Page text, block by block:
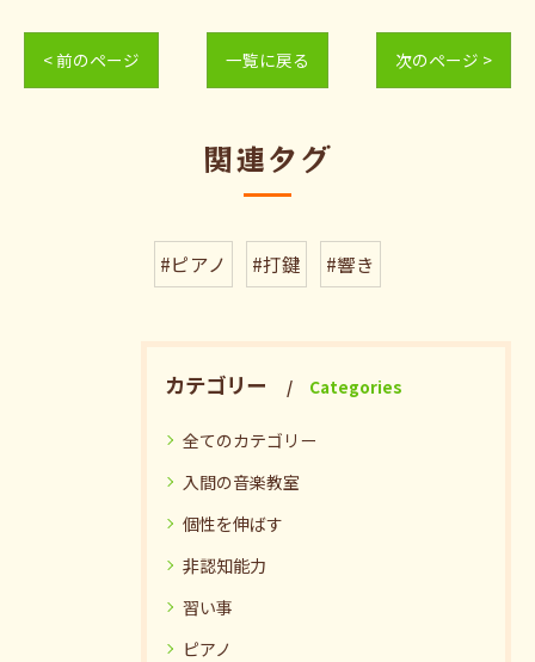
< 前のページ 一覧に戻る 次のページ >
関連タグ
#ピアノ #打鍵 #響き
カテゴリー Categories
全てのカテゴリー
入間の音楽教室
個性を伸ばす
非認知能力
習い事
ピアノ